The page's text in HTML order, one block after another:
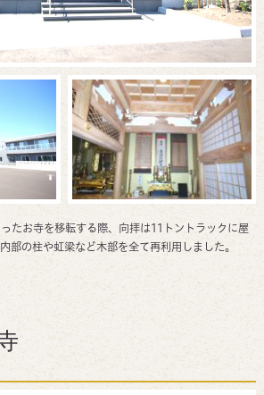
たお寺を移転する際、向拝は11トントラックに屋
部の柱や虹梁など木部を全て再利用しました。